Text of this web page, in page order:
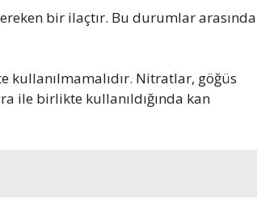
bir ilaçtır. Bu durumlar arasında
Nitratlar, göğüs
ile birlikte kullanıldığında kan